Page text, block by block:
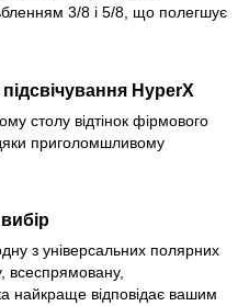
3/8 і 5/8, що полегшує
HyperX
столу відтінок фірмового
приголомшливому
з універсальних полярних
всеспрямовану,
найкраще відповідає вашим